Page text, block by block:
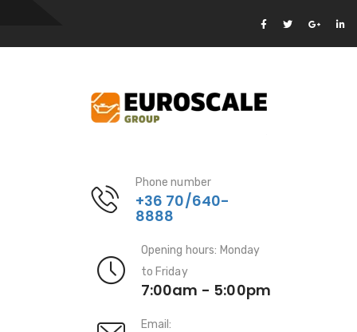
Phone number
+36 70/640-
8888
Opening hours: Monday
to Friday
7:00am - 5:00pm
Email: